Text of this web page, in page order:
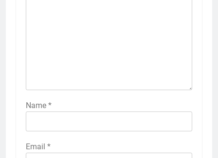
Name *
Email *